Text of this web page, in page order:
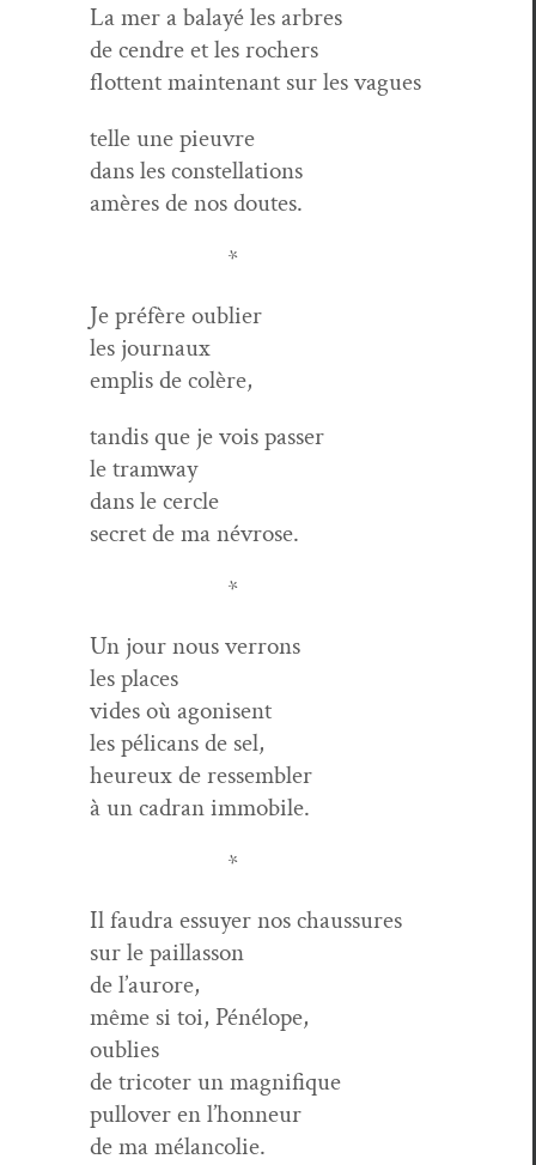
La mer a bal­ayé les arbres
de cen­dre et les rochers
flot­tent main­tenant sur les vagues
telle une pieuvre
dans les constellations
amères de nos doutes.
*
Je préfère oublier
les journaux
emplis de colère,
tan­dis que je vois passer
le tramway
dans le cercle
secret de ma névrose.
*
Un jour nous verrons
les places
vides où agonisent
les péli­cans de sel,
heureux de ressembler
à un cad­ran immobile.
*
Il fau­dra essuy­er nos chaussures
sur le paillasson
de l’aurore,
même si toi, Pénélope,
oublies
de tri­cot­er un magnifique
pullover en l’honneur
de ma mélancolie.